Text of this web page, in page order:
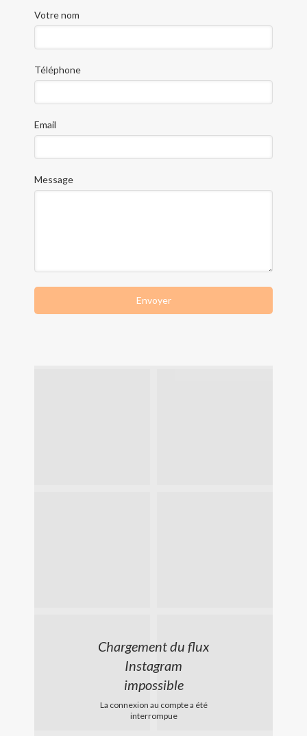
Votre nom
Téléphone
Email
Message
Envoyer
Chargement du flux
Instagram
impossible
La connexion au compte a été
interrompue